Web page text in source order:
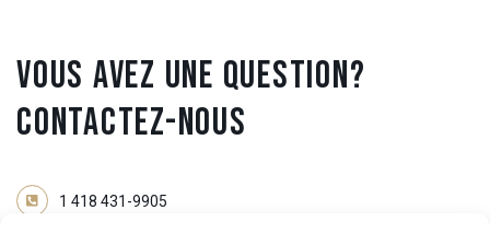
VOUS AVEZ UNE QUESTION?
CONTACTEZ-NOUS
1 418 431-9905